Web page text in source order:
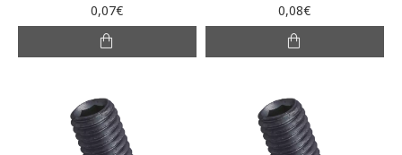
0,07€ 0,08€